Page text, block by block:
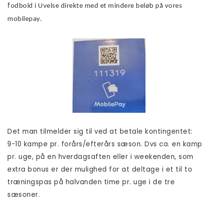
fodbold i Uvelse direkte med et mindere beløb på vores
mobilepay.
Det man tilmelder sig til ved at betale kontingentet:
9-10 kampe pr. forårs/efterårs sæson. Dvs ca. en kamp
pr. uge, på en hverdagsaften eller i weekenden, som
extra bonus er der mulighed for at deltage i et til to
træningspas på halvanden time pr. uge i de tre
sæsoner.